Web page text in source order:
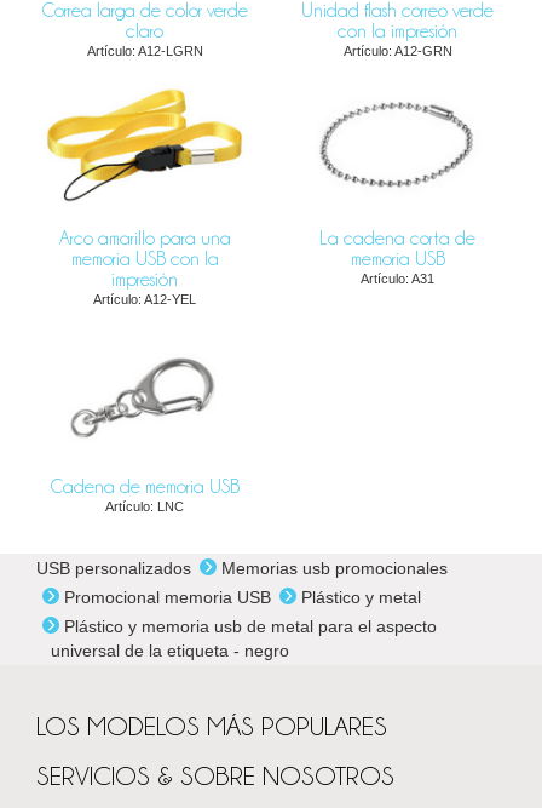
Correa larga de color verde
claro
Artículo: A12-LGRN
Unidad flash correo verde
con la impresión
Artículo: A12-GRN
Arco amarillo para una
memoria USB con la
impresión
Artículo: A12-YEL
La cadena corta de
memoria USB
Artículo: A31
Cadena de memoria USB
Artículo: LNC
USB personalizados
Memorias usb promocionales
Promocional memoria USB
Plástico y metal
Plástico y memoria usb de metal para el aspecto
universal de la etiqueta - negro
LOS MODELOS MÁS POPULARES
SERVICIOS & SOBRE NOSOTROS